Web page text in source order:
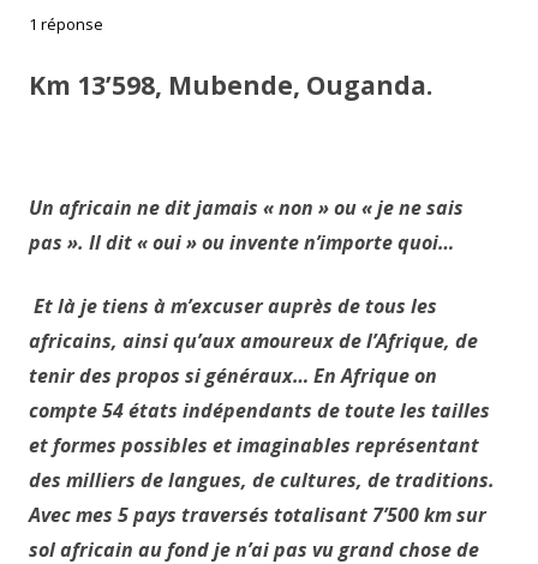
1 réponse
Km 13’598, Mubende, Ouganda.
Un africain ne dit jamais « non » ou « je ne sais
pas ». Il dit « oui » ou invente n’importe quoi…
Et là je tiens à m’excuser auprès de tous les
africains, ainsi qu’aux amoureux de l’Afrique, de
tenir des propos si généraux… En Afrique on
compte 54 états indépendants de toute les tailles
et formes possibles et imaginables représentant
des milliers de langues, de cultures, de traditions.
Avec mes 5 pays traversés totalisant 7’500 km sur
sol africain au fond je n’ai pas vu grand chose de